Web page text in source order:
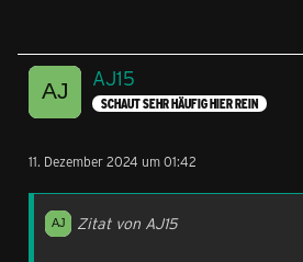
AJ15
SCHAUT SEHR HÄUFIG HIER REIN
11. Dezember 2024 um 01:42
Zitat von AJ15